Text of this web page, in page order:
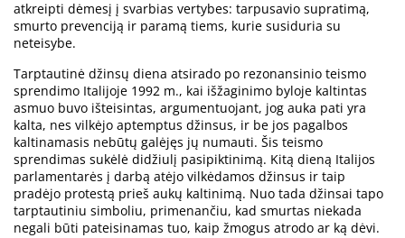
atkreipti dėmesį į svarbias vertybes: tarpusavio supratimą,
smurto prevenciją ir paramą tiems, kurie susiduria su
neteisybe.
Tarptautinė džinsų diena atsirado po rezonansinio teismo
sprendimo Italijoje 1992 m., kai išžaginimo byloje kaltintas
asmuo buvo išteisintas, argumentuojant, jog auka pati yra
kalta, nes vilkėjo aptemptus džinsus, ir be jos pagalbos
kaltinamasis nebūtų galėjęs jų numauti. Šis teismo
sprendimas sukėlė didžiulį pasipiktinimą. Kitą dieną Italijos
parlamentarės į darbą atėjo vilkėdamos džinsus ir taip
pradėjo protestą prieš aukų kaltinimą. Nuo tada džinsai tapo
tarptautiniu simboliu, primenančiu, kad smurtas niekada
negali būti pateisinamas tuo, kaip žmogus atrodo ar ką dėvi.